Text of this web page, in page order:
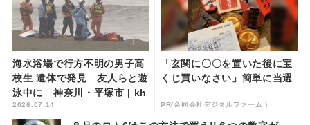
海水浴場で行方不明の男子高
校生 遺体で発見 友人らと遊
泳中に 神奈川・平塚市 | kh
b東日本放送
2026.07.14
「玄関に〇〇を置いた後に宝
くじ買いなさい」簡単に当選
PR(合同会社デジタルファーム )